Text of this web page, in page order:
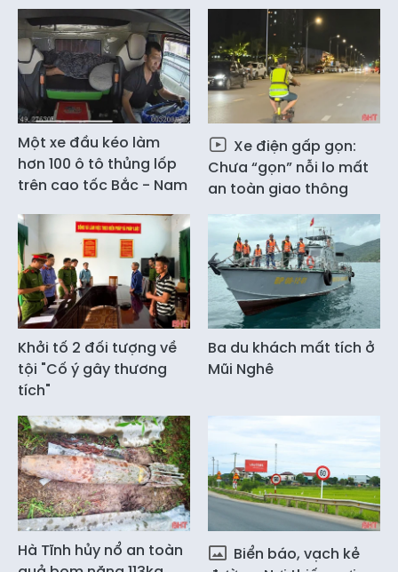
Một xe đầu kéo làm
hơn 100 ô tô thủng lốp
trên cao tốc Bắc - Nam
Xe điện gấp gọn:
Chưa “gọn” nỗi lo mất
an toàn giao thông
Khởi tố 2 đối tượng về
tội "Cố ý gây thương
tích"
Ba du khách mất tích ở
Mũi Nghê
Hà Tĩnh hủy nổ an toàn
Biển báo, vạch kẻ